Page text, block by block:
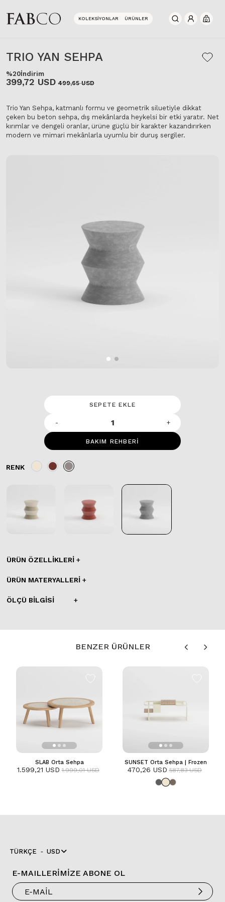
KOLEKSIYONLAR ÜRÜNLER 0
TRIO YAN SEHPA
%20İndirim
399,72 USD 499,65 USD
Trio Yan Sehpa, katmanlı formu ve geometrik siluetiyle dikkat
çeken bu beton sehpa, dış mekânlarda heykelsi bir etki yaratır. Net
kırımlar ve dengeli oranlar, ürüne güçlü bir karakter kazandırırken
modern ve mimari mekânlarla uyumlu bir duruş sergiler.
RENK
ÜRÜN ÖZELLIKLERI
ÜRÜN MATERYALLERI
ÖLÇÜ BILGISI
BAKIM REHBERİ
- +
SEPETE EKLE
BENZER ÜRÜNLER
SLAB Orta Sehpa
1.599,21 USD 1.999,01 USD
SUNSET Orta Sehpa | Frozen
470,26 USD 587,83 USD
TÜRKÇE USD
E-MAILLERİMİZE ABONE OL